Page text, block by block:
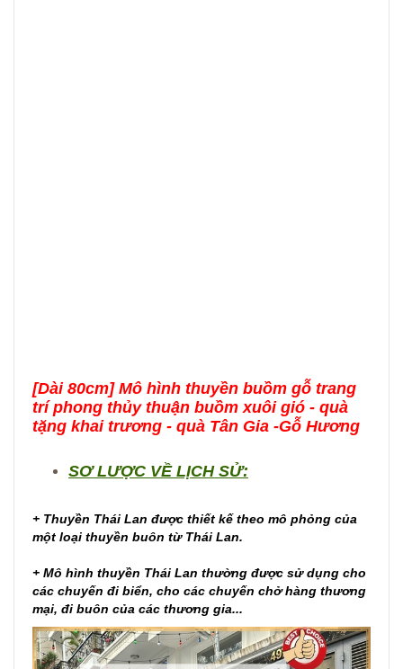
[Dài 80cm] Mô hình thuyền buồm gỗ trang
trí phong thủy thuận buồm xuôi gió - quà
tặng khai trương - quà Tân Gia -Gỗ Hương
SƠ LƯỢC VỀ LỊCH SỬ:
+ Thuyền Thái Lan được thiết kế theo mô phỏng của
một loại thuyền buôn từ Thái Lan.
+ Mô hình thuyền Thái Lan thường được sử dụng cho
các chuyến đi biển, cho các chuyến chở hàng thương
mại, đi buôn của các thương gia...